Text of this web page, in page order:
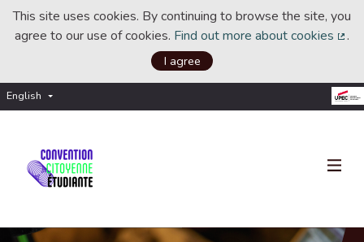
This site uses cookies. By continuing to browse the site, you
agree to our use of cookies. Find out more about cookies .
I agree
English Choisir la langue